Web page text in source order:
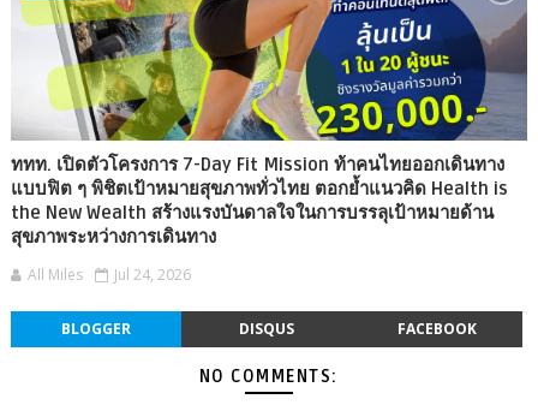
ททท. เปิดตัวโครงการ 7-Day Fit Mission ท้าคนไทยออกเดินทาง
แบบฟิต ๆ พิชิตเป้าหมายสุขภาพทั่วไทย ตอกย้ำแนวคิด Health is
the New Wealth สร้างแรงบันดาลใจในการบรรลุเป้าหมายด้าน
สุขภาพระหว่างการเดินทาง
All Miles Jul 24, 2026
BLOGGER DISQUS FACEBOOK
NO COMMENTS: